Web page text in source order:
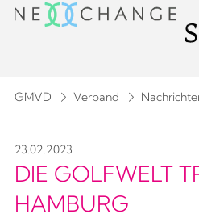
GMVD Verband
23.02.2023
DIE GOLFWELT
HAMBURG